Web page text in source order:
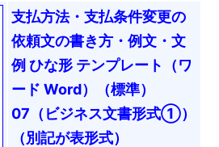
支払方法・支払条件変更の
依頼文の書き方・例文・文
例 ひな形 テンプレート（ワ
ード Word）（標準）
07（ビジネス文書形式①）
（別記が表形式）